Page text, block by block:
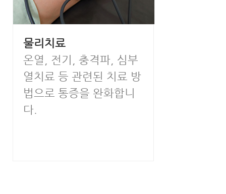
물리치료
온열, 전기, 충격파, 심부
열치료 등 관련된 치료 방
법으로 통증을 완화합니
다.